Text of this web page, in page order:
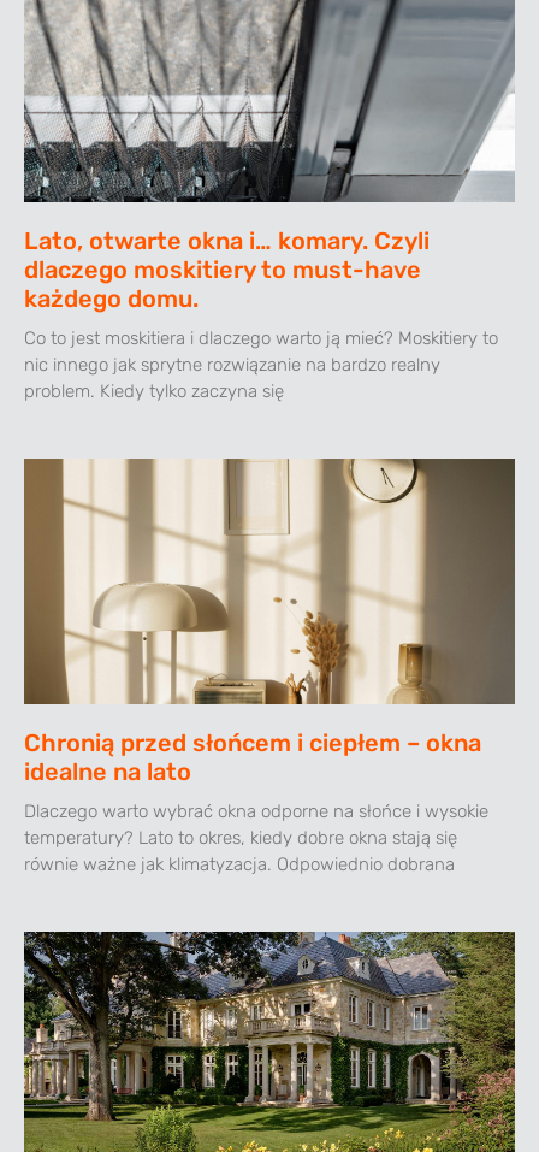
Lato, otwarte okna i… komary. Czyli
dlaczego moskitiery to must-have
każdego domu.
Co to jest moskitiera i dlaczego warto ją mieć? Moskitiery to
nic innego jak sprytne rozwiązanie na bardzo realny
problem. Kiedy tylko zaczyna się
Chronią przed słońcem i ciepłem – okna
idealne na lato
Dlaczego warto wybrać okna odporne na słońce i wysokie
temperatury? Lato to okres, kiedy dobre okna stają się
równie ważne jak klimatyzacja. Odpowiednio dobrana